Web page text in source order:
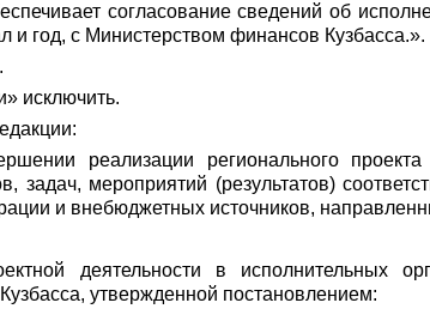
согласованиеcведений об
и год, с Министерством финансов Кузбасса.».
исключить.
реализации регионального
задач, мероприятий (результатов)
и внебюджетных источников,
деятельности в исполнительных
утвержденной постановлением: